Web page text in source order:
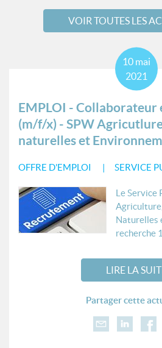
VOIR TOUTES LES
EMPLOI - Collaborateur
(m/f/x) - SPW
naturelles et
OFFRE D'EMPLOI SERVICE
10 mai
2021
Le Service
Naturelles
recherche
LIRE LA
Partager cette